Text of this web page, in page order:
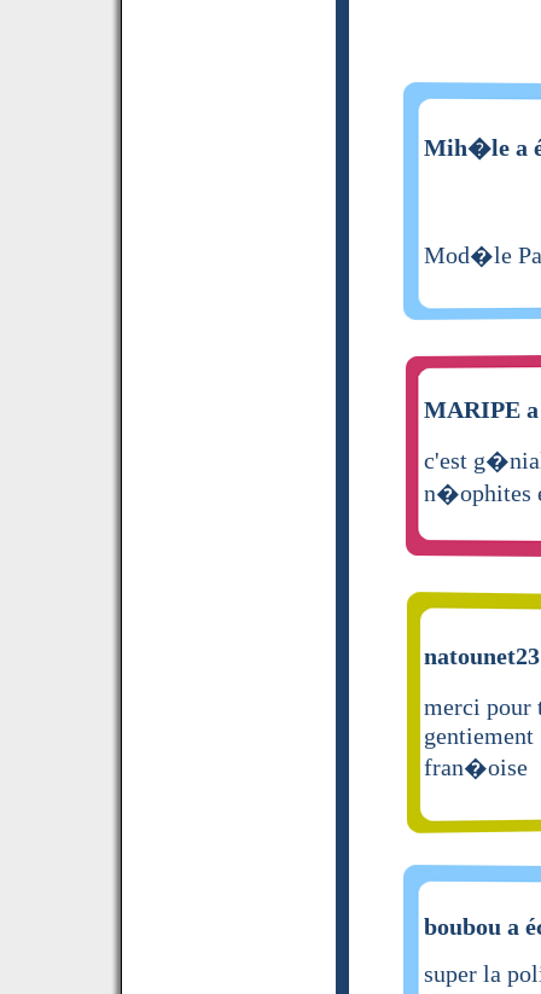
Mih�le a
Mod�le
MARIPE
c'est
n�ophites
merci pour
gentiement
fran�oise
boubou a
super la